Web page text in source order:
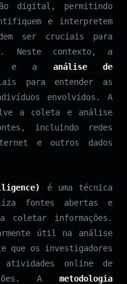
digital, permitindo
e interpretem
ser cruciais para
Neste contexto, a
e a
análise de
para entender as
envolvidos. A
a coleta e análise
incluindo redes
e outros dados
é uma técnica
fontes abertas e
coletar informações.
útil na análise
que os investigadores
atividades online de
A
metodologia